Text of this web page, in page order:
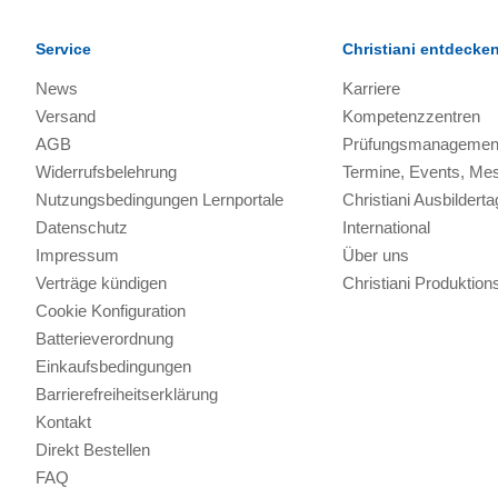
Service
News
Versand
AGB
Widerrufsbelehrung
Nutzungsbedingungen Lernportale
Datenschutz
Impressum
Verträge kündigen
Cookie Konfiguration
Batterieverordnung
Einkaufsbedingungen
Barrierefreiheitserklärung
Kontakt
Direkt Bestellen
FAQ
Christiani
Karriere
Kompetenzzentren
Termine, Events,
Christiani
International
Über uns
Christiani